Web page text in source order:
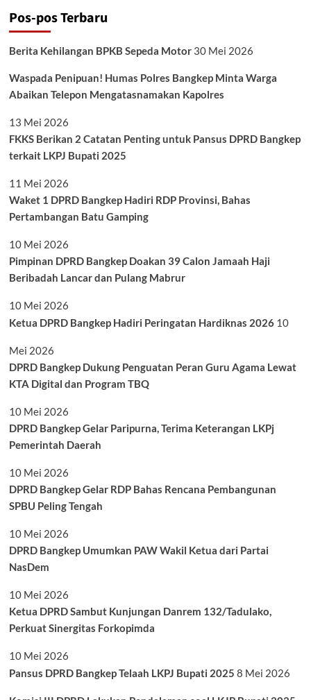
Pos-pos Terbaru
Berita Kehilangan BPKB Sepeda Motor 30 Mei 2026
Waspada Penipuan! Humas Polres Bangkep Minta Warga
Abaikan Telepon Mengatasnamakan Kapolres
13 Mei 2026
FKKS Berikan 2 Catatan Penting untuk Pansus DPRD Bangkep
terkait LKPJ Bupati 2025
11 Mei 2026
Waket 1 DPRD Bangkep Hadiri RDP Provinsi, Bahas
Pertambangan Batu Gamping
10 Mei 2026
Pimpinan DPRD Bangkep Doakan 39 Calon Jamaah Haji
Beribadah Lancar dan Pulang Mabrur
10 Mei 2026
Ketua DPRD Bangkep Hadiri Peringatan Hardiknas 2026 10
Mei 2026
DPRD Bangkep Dukung Penguatan Peran Guru Agama Lewat
KTA Digital dan Program TBQ
10 Mei 2026
DPRD Bangkep Gelar Paripurna, Terima Keterangan LKPj
Pemerintah Daerah
10 Mei 2026
DPRD Bangkep Gelar RDP Bahas Rencana Pembangunan
SPBU Peling Tengah
10 Mei 2026
DPRD Bangkep Umumkan PAW Wakil Ketua dari Partai
NasDem
10 Mei 2026
Ketua DPRD Sambut Kunjungan Danrem 132/Tadulako,
Perkuat Sinergitas Forkopimda
10 Mei 2026
Pansus DPRD Bangkep Telaah LKPJ Bupati 2025 8 Mei 2026